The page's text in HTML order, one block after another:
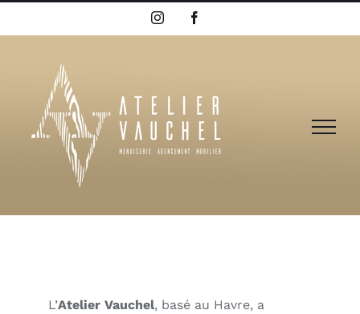
au
Instagram
L’Atelier Vauchel, basé au Havre, a